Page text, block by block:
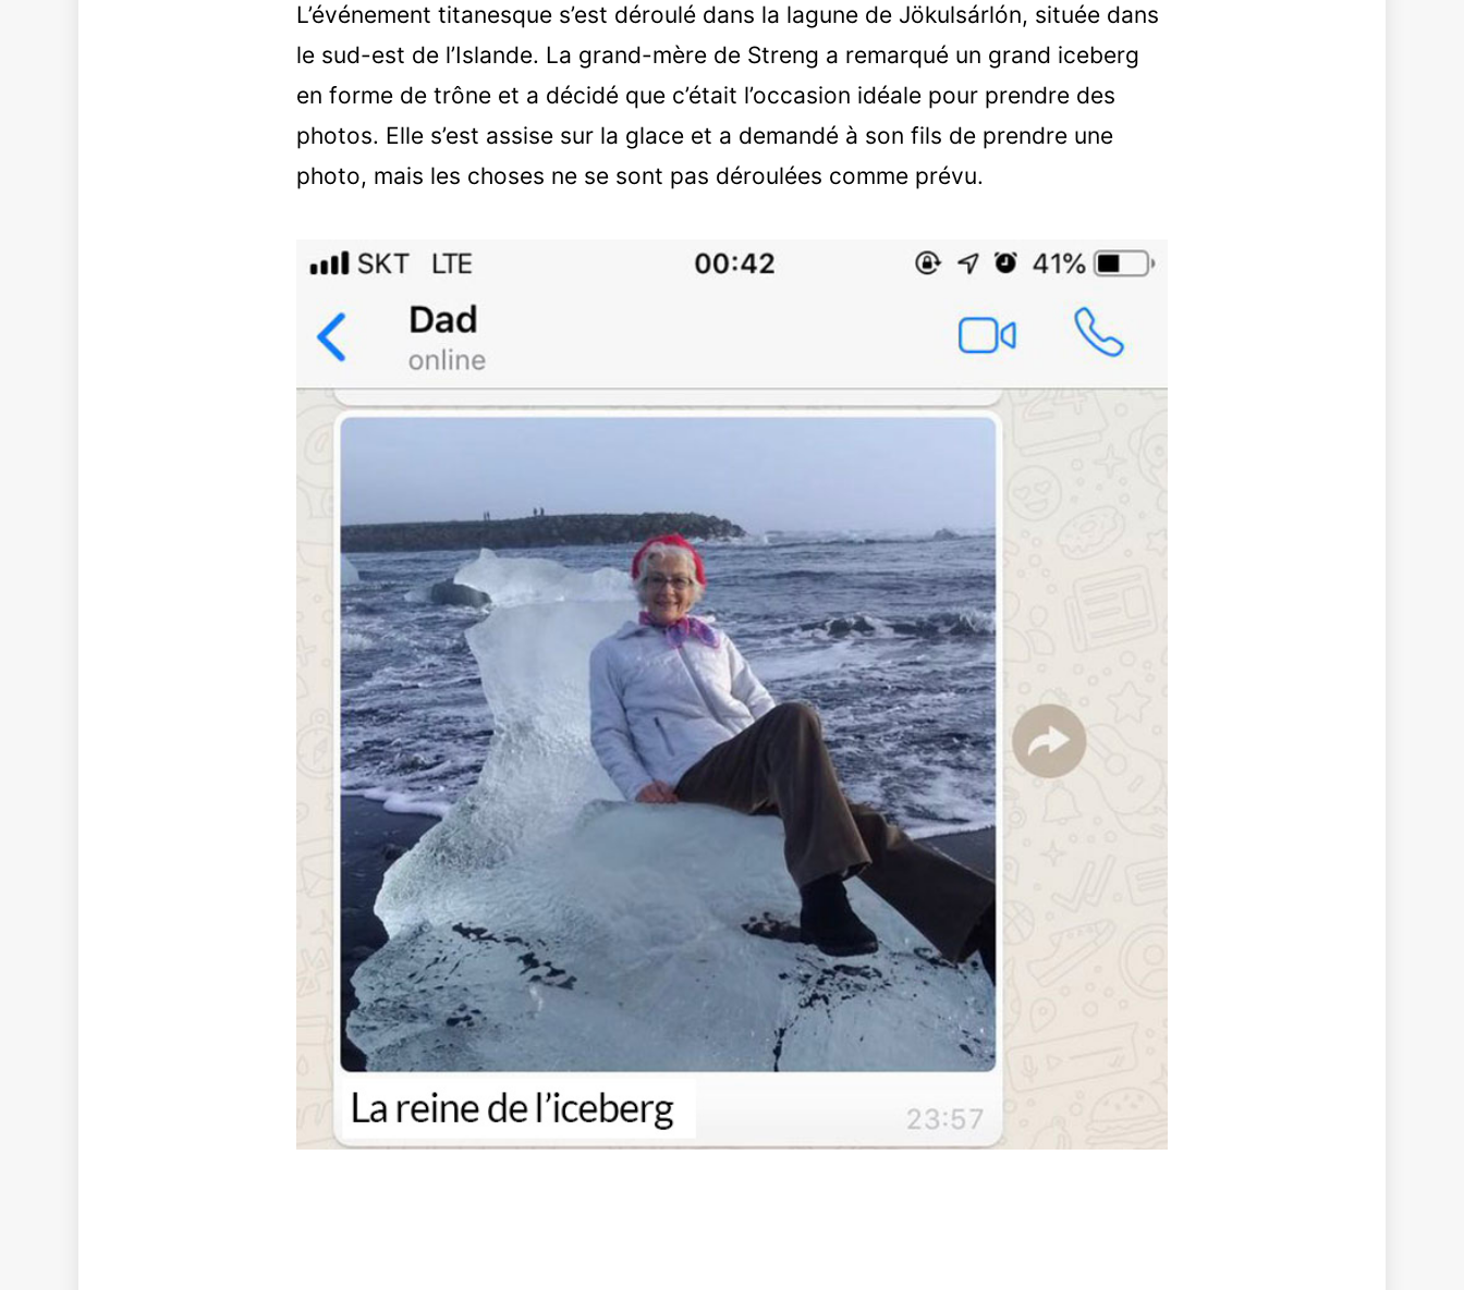
L’événement titanesque s’est déroulé dans la lagune de Jökulsárlón, située dans
le sud-est de l’Islande. La grand-mère de Streng a remarqué un grand iceberg
en forme de trône et a décidé que c’était l’occasion idéale pour prendre des
photos. Elle s’est assise sur la glace et a demandé à son fils de prendre une
photo, mais les choses ne se sont pas déroulées comme prévu.